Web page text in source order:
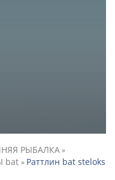
РЫБАЛКА»
bat » Раттлин bat steloks